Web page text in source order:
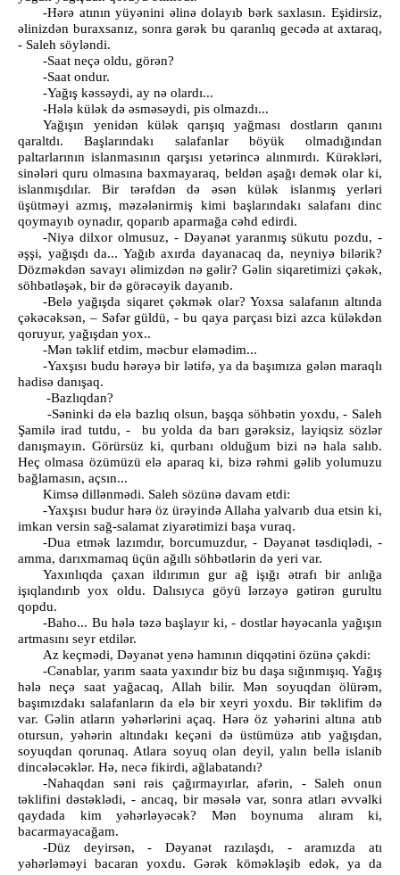
-Hərə atının yüyənini əlinə dolayıb bərk saxlasın. Eşidirsiz,
əlinizdən buraxsanız, sonra gərək bu qaranlıq gecədə at axtaraq,
- Saleh söyləndi.
-Saat neçə oldu, görən?
-Saat ondur.
-Yağış kəssəydi, ay nə olardı...
-Hələ külək də əsməsəydi, pis olmazdı...
Yağışın yenidən külək qarışıq yağması dostların qanını
qaraltdı. Başlarındakı salafanlar böyük olmadığından
paltarlarının islanmasının qarşısı yetərincə alınmırdı. Kürəkləri,
sinələri quru olmasına baxmayaraq, beldən aşağı demək olar ki,
islanmışdılar. Bir tərəfdən də əsən külək islanmış yerləri
üşütməyi azmış, məzələnirmiş kimi başlarındakı salafanı dinc
qoymayıb oynadır, qoparıb aparmağa cəhd edirdi.
-Niyə dilxor olmusuz, - Dəyanət yaranmış sükutu pozdu, -
əşşi, yağışdı da... Yağıb axırda dayanacaq da, neyniyə bilərik?
Dözməkdən savayı əlimizdən nə gəlir? Gəlin siqaretimizi çəkək,
söhbətləşək, bir də görəcəyik dayanıb.
-Belə yağışda siqaret çəkmək olar? Yoxsa salafanın altında
çəkəcəksən, – Səfər güldü, - bu qaya parçası bizi azca küləkdən
qoruyur, yağışdan yox..
-Mən təklif etdim, məcbur eləmədim...
-Yaxşısı budu hərəyə bir lətifə, ya da başımıza gələn maraqlı
hadisə danışaq.
-Bazlıqdan?
-Səninki də elə bazlıq olsun, başqa söhbətin yoxdu, - Saleh
Şamilə irad tutdu, - bu yolda da barı gərəksiz, layiqsiz sözlər
danışmayın. Görürsüz ki, qurbanı olduğum bizi nə hala salıb.
Heç olmasa özümüzü elə aparaq ki, bizə rəhmi gəlib yolumuzu
bağlamasın, açsın...
Kimsə dillənmədi. Saleh sözünə davam etdi:
-Yaxşısı budur hərə öz ürəyində Allaha yalvarıb dua etsin ki,
imkan versin sağ-salamat ziyarətimizi başa vuraq.
-Dua etmək lazımdır, borcumuzdur, - Dəyanət təsdiqlədi, -
amma, darıxmamaq üçün ağıllı söhbətlərin də yeri var.
Yaxınlıqda çaxan ildırımın gur ağ işığı ətrafı bir anlığa
işıqlandırıb yox oldu. Dalısıyca göyü lərzəyə gətirən gurultu
qopdu.
-Baho... Bu hələ təzə başlayır ki, - dostlar həyəcanla yağışın
artmasını seyr etdilər.
Az keçmədi, Dəyanət yenə hamının diqqətini özünə çəkdi:
-Cənablar, yarım saata yaxındır biz bu daşa sığınmışıq. Yağış
hələ neçə saat yağacaq, Allah bilir. Mən soyuqdan ölürəm,
başımızdakı salafanların da elə bir xeyri yoxdu. Bir təklifim də
var. Gəlin atların yəhərlərini açaq. Hərə öz yəhərini altına atıb
otursun, yəhərin altındakı keçəni də üstümüzə atıb yağışdan,
soyuqdan qorunaq. Atlara soyuq olan deyil, yalın bellə islanib
dincələcəklər. Hə, necə fikirdi, ağlabatandı?
-Nahaqdan səni rəis çağırmayırlar, afərin, - Saleh onun
təklifini dəstəklədi, - ancaq, bir məsələ var, sonra atları əvvəlki
qaydada kim yəhərləyəcək? Mən boynuma alıram ki,
bacarmayacağam.
-Düz deyirsən, - Dəyanət razılaşdı, - aramızda atı
yəhərləməyi bacaran yoxdu. Gərək köməkləşib edək, ya da